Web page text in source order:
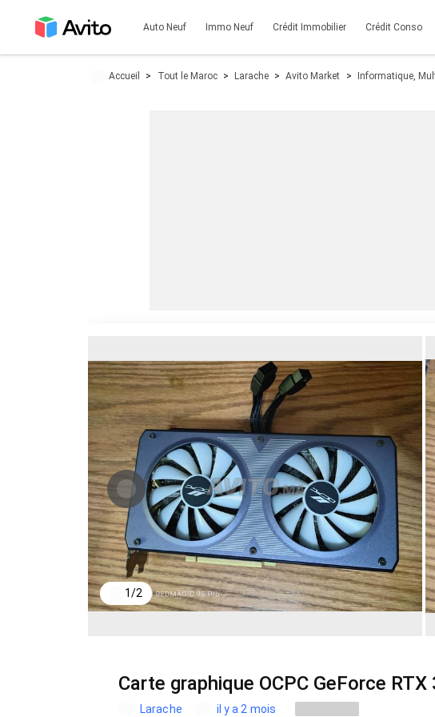
Auto Neuf Immo Neuf Crédit Immobilier Crédit Conso
Accueil Tout le Maroc Larache Avito Market Informatique,
1/2
Carte graphique OCPC GeForce
Larache il y a 2 mois